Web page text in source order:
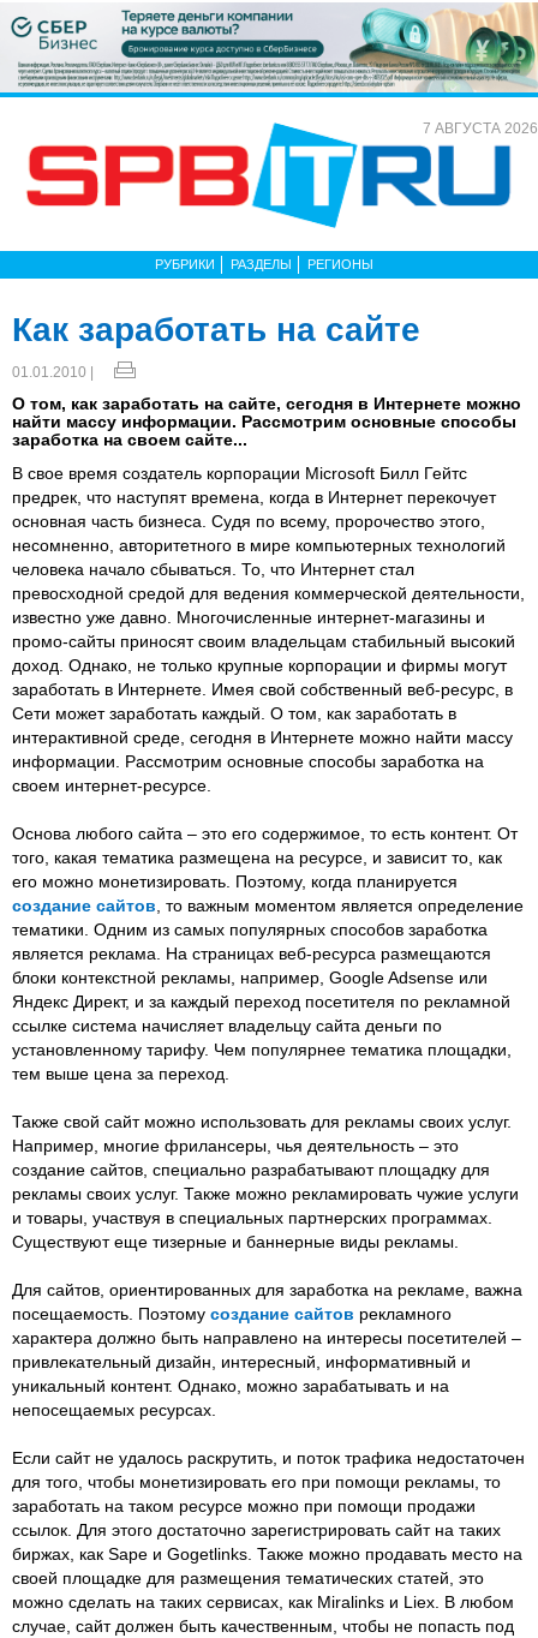
7 АВГУСТА 2026
РУБРИКИ РАЗДЕЛЫ РЕГИОНЫ
Как заработать на сайте
01.01.2010 |
О том, как заработать на сайте, сегодня в Интернете можно
найти массу информации. Рассмотрим основные способы
заработка на своем сайте...
В свое время создатель корпорации Microsoft Билл Гейтс
предрек, что наступят времена, когда в Интернет перекочует
основная часть бизнеса. Судя по всему, пророчество этого,
несомненно, авторитетного в мире компьютерных технологий
человека начало сбываться. То, что Интернет стал
превосходной средой для ведения коммерческой деятельности,
известно уже давно. Многочисленные интернет-магазины и
промо-сайты приносят своим владельцам стабильный высокий
доход. Однако, не только крупные корпорации и фирмы могут
заработать в Интернете. Имея свой собственный веб-ресурс, в
Сети может заработать каждый. О том, как заработать в
интерактивной среде, сегодня в Интернете можно найти массу
информации. Рассмотрим основные способы заработка на
своем интернет-ресурсе.
Основа любого сайта – это его содержимое, то есть контент. От
того, какая тематика размещена на ресурсе, и зависит то, как
его можно монетизировать. Поэтому, когда планируется
создание сайтов , то важным моментом является определение
тематики. Одним из самых популярных способов заработка
является реклама. На страницах веб-ресурса размещаются
блоки контекстной рекламы, например, Google Adsense или
Яндекс Директ, и за каждый переход посетителя по рекламной
ссылке система начисляет владельцу сайта деньги по
установленному тарифу. Чем популярнее тематика площадки,
тем выше цена за переход.
Также свой сайт можно использовать для рекламы своих услуг.
Например, многие фрилансеры, чья деятельность – это
создание сайтов, специально разрабатывают площадку для
рекламы своих услуг. Также можно рекламировать чужие услуги
и товары, участвуя в специальных партнерских программах.
Существуют еще тизерные и баннерные виды рекламы.
Для сайтов, ориентированных для заработка на рекламе, важна
посещаемость. Поэтому создание сайтов рекламного
характера должно быть направлено на интересы посетителей –
привлекательный дизайн, интересный, информативный и
уникальный контент. Однако, можно зарабатывать и на
непосещаемых ресурсах.
Если сайт не удалось раскрутить, и поток трафика недостаточен
для того, чтобы монетизировать его при помощи рекламы, то
заработать на таком ресурсе можно при помощи продажи
ссылок. Для этого достаточно зарегистрировать сайт на таких
биржах, как Sape и Gogetlinks. Также можно продавать место на
своей площадке для размещения тематических статей, это
можно сделать на таких сервисах, как Miralinks и Liex. В любом
случае, сайт должен быть качественным, чтобы не попасть под